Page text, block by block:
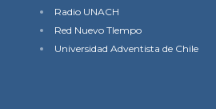
Radio UNACH
Red Nuevo TIempo
Universidad Adventista de Chile